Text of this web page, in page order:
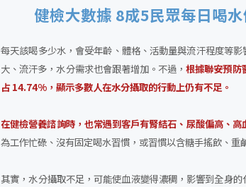
健檢大數據 8成5民眾每日喝
每天該喝多少水，會受年齡、體格、活動量與流汗程度等
大、流汗多，水分需求也會跟著增加。不過，根據聯安預防
占 14.74%，顯示多數人在水分攝取的行動上仍有不足。
在健檢營養諮詢時，也常遇到客戶有腎結石、尿酸偏高、
為工作忙碌、沒有固定喝水習慣，或習慣以含糖手搖飲、重
其實，水分攝取不足，可能使血液變得濃稠，影響到全身